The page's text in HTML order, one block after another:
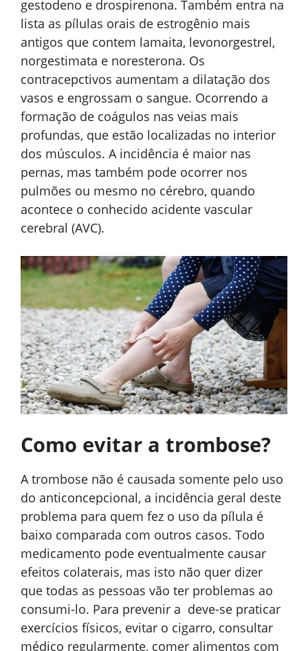
gestodeno e drospirenona. Também entra na
lista as pílulas orais de estrogênio mais
antigos que contem lamaita, levonorgestrel,
norgestimata e noresterona. Os
contracepctivos aumentam a dilatação dos
vasos e engrossam o sangue. Ocorrendo a
formação de coágulos nas veias mais
profundas, que estão localizadas no interior
dos músculos. A incidência é maior nas
pernas, mas também pode ocorrer nos
pulmões ou mesmo no cérebro, quando
acontece o conhecido acidente vascular
cerebral (AVC).
Como evitar a trombose?
A trombose não é causada somente pelo uso
do anticoncepcional, a incidência geral deste
problema para quem fez o uso da pílula é
baixo comparada com outros casos. Todo
medicamento pode eventualmente causar
efeitos colaterais, mas isto não quer dizer
que todas as pessoas vão ter problemas ao
consumi-lo. Para prevenir a deve-se praticar
exercícios físicos, evitar o cigarro, consultar
médico regularmente, comer alimentos com